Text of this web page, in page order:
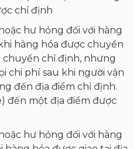
chỉ định
hư hỏng đối với hàng
hàng hóa được chuyển
chuyển chỉ định, nhưng
chi phí sau khi người vận
đến địa điểm chỉ định.
đến một địa điểm được
hư hỏng đối với hàng